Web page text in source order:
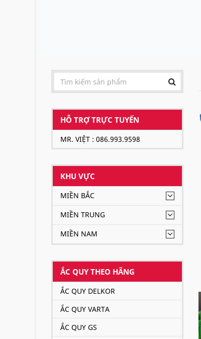
HỖ TRỢ TRỰC TUYẾN
MR. VIỆT : 086.993.9598
KHU VỰC
MIỀN BẮC
MIỀN TRUNG
MIỀN NAM
ẮC QUY THEO HÃNG
ẮC QUY DELKOR
ẮC QUY VARTA
ẮC QUY GS